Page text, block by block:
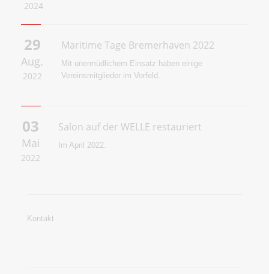
2024
29
Aug.
2022
Maritime Tage Bremerhaven 2022
Mit unermüdlichem Einsatz haben einige
Vereinsmitglieder im Vorfeld.
03
Mai
2022
Salon auf der WELLE restauriert
Im April 2022.
Kontakt